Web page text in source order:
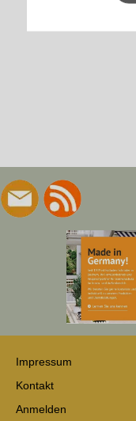
Impressum
Kontakt
Anmelden